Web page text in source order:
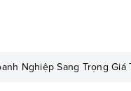
Nghiệp Sang Trọng